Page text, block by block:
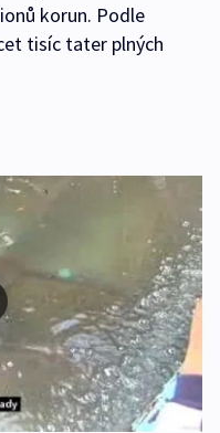
korun. Podle
tisíc tater plných